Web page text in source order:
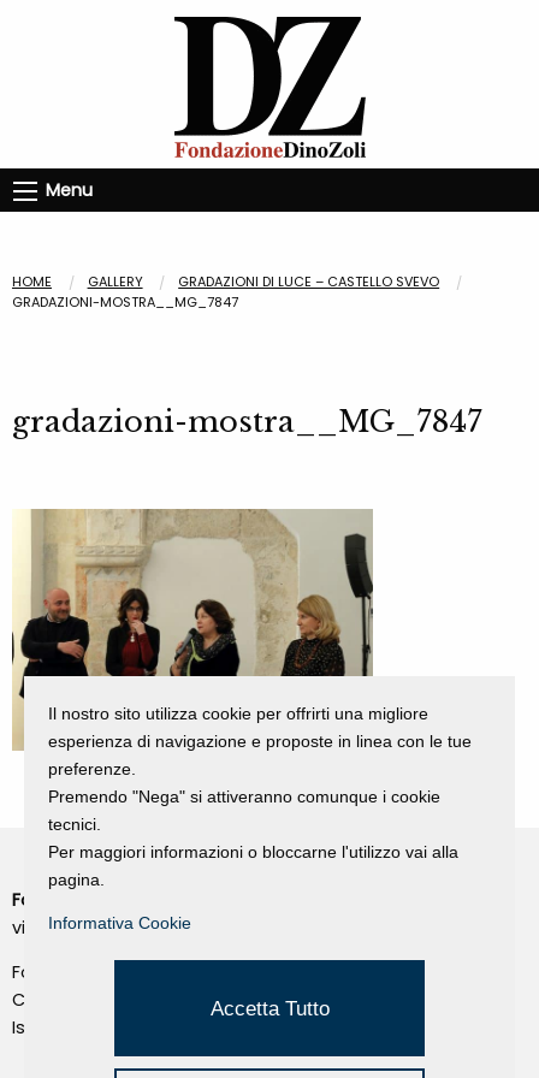
Menu
HOME GALLERY
GRADAZIONI DI LUCE – CASTELLO SVEVO
GRADAZIONI-MOSTRA__MG_7847
gradazioni-mostra__MG_7847
Fondazione Dino Zoli
viale Bologna 288, Forlì
Fondo dot. euro 285.000 i.v.
CF e P.IVA 03692820404
Isc.Reg Per.Giu. n. 10404
Il nostro sito utilizza cookie per offrirti una migliore
esperienza di navigazione e proposte in linea con le tue
preferenze.
Premendo "Nega" si attiveranno comunque i cookie
tecnici.
Per maggiori informazioni o bloccarne l'utilizzo vai alla
pagina.
Informativa Cookie
Accetta Tutto